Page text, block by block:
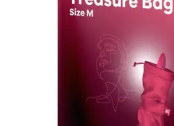
LEER MÁS